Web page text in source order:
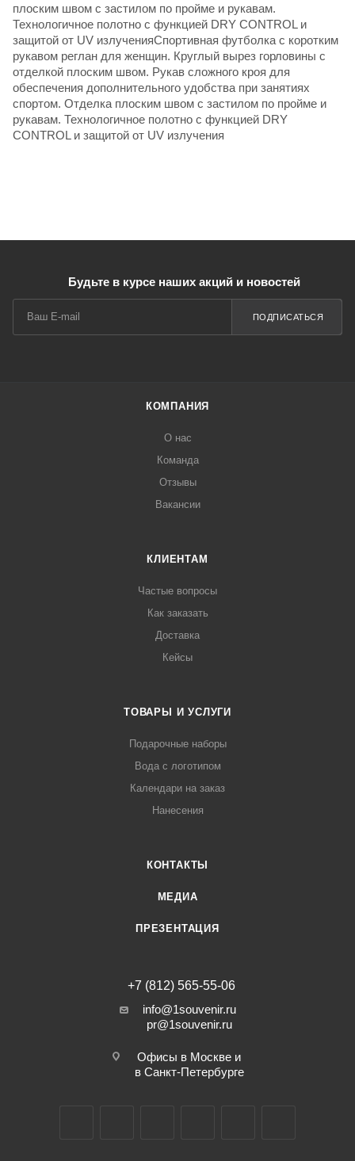
плоским швом с застилом по пройме и рукавам.
Технологичное полотно с функцией DRY CONTROL и
защитой от UV излученияСпортивная футболка с коротким
рукавом реглан для женщин. Круглый вырез горловины с
отделкой плоским швом. Рукав сложного кроя для
обеспечения дополнительного удобства при занятиях
спортом. Отделка плоским швом с застилом по пройме и
рукавам. Технологичное полотно с функцией DRY
CONTROL и защитой от UV излучения
Будьте в курсе наших акций и новостей
ПОДПИСАТЬСЯ
КОМПАНИЯ
О нас
Команда
Отзывы
Вакансии
КЛИЕНТАМ
Частые вопросы
Как заказать
Доставка
Кейсы
ТОВАРЫ И УСЛУГИ
Подарочные наборы
Вода с логотипом
Календари на заказ
Нанесения
КОНТАКТЫ
МЕДИА
ПРЕЗЕНТАЦИЯ
+7 (812) 565-55-06
info@1souvenir.ru
pr@1souvenir.ru
Офисы в Москве и
в Санкт-Петербурге